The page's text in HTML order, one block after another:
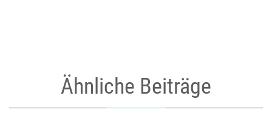
Ähnliche Beiträge